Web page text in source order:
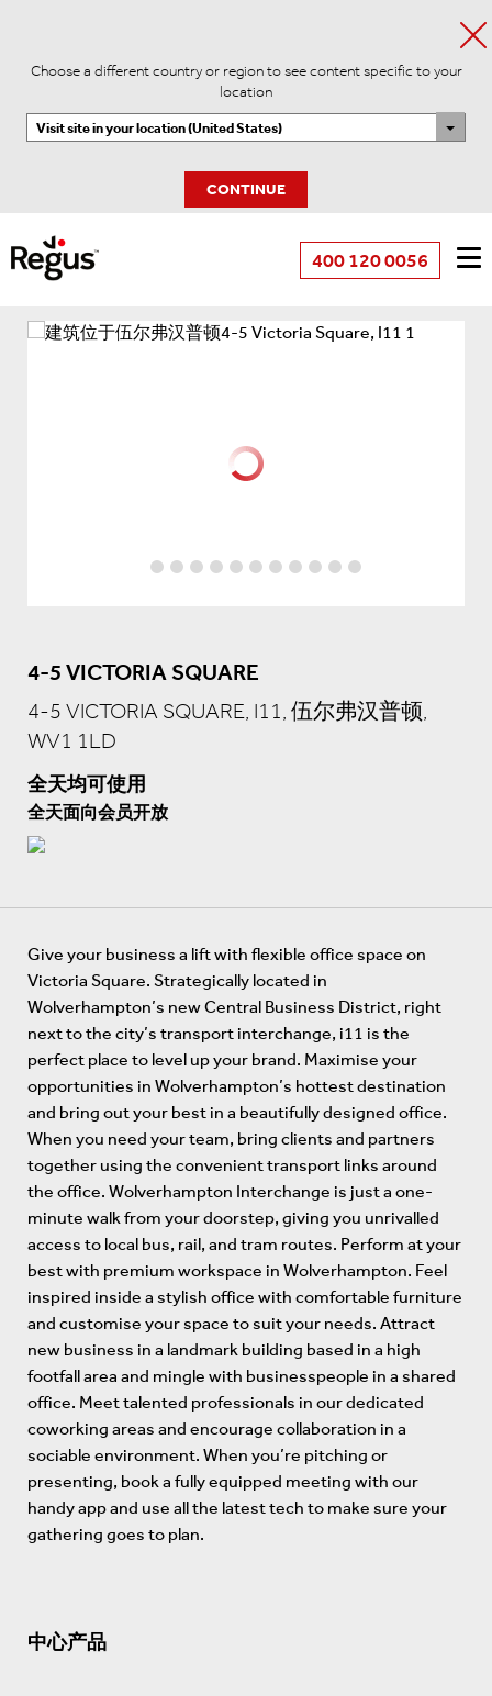
Choose a different country or region to see content specific to your
location
Visit site in your location (United States)
CONTINUE
400 120 0056
4-5 VICTORIA SQUARE
4-5 VICTORIA SQUARE, I11, 伍尔弗汉普顿,
WV1 1LD
全天均可使用
全天面向会员开放
Give your business a lift with flexible office space on
Victoria Square. Strategically located in
Wolverhampton’s new Central Business District, right
next to the city’s transport interchange, i11 is the
perfect place to level up your brand. Maximise your
opportunities in Wolverhampton’s hottest destination
and bring out your best in a beautifully designed office.
When you need your team, bring clients and partners
together using the convenient transport links around
the office. Wolverhampton Interchange is just a one-
minute walk from your doorstep, giving you unrivalled
access to local bus, rail, and tram routes. Perform at your
best with premium workspace in Wolverhampton. Feel
inspired inside a stylish office with comfortable furniture
and customise your space to suit your needs. Attract
new business in a landmark building based in a high
footfall area and mingle with businesspeople in a shared
office. Meet talented professionals in our dedicated
coworking areas and encourage collaboration in a
sociable environment. When you’re pitching or
presenting, book a fully equipped meeting with our
handy app and use all the latest tech to make sure your
gathering goes to plan.
中心产品